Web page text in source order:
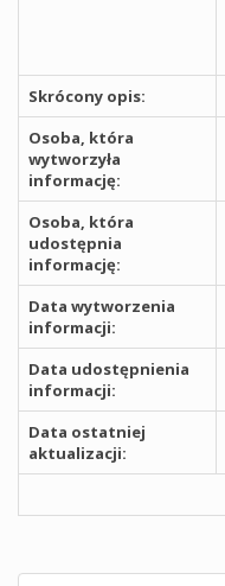
Skrócony opis:
Osoba, która
wytworzyła
informację:
Osoba, która
udostępnia
informację:
Data wytworzenia
informacji:
Data udostępnienia
informacji:
Data ostatniej
aktualizacji: